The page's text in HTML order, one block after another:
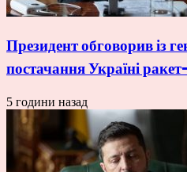
Президент обговорив із
постачання Україні
5 години назад